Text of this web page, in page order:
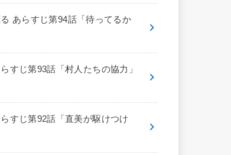
あらすじ第94話「待ってるか
すじ第93話「村人たちの協力」
すじ第92話「直美が駆けつけ